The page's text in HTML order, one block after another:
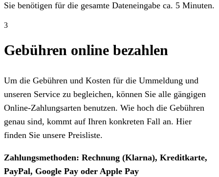
Sie benötigen für die gesamte Dateneingabe ca. 5 Minuten.
3
Gebühren online bezahlen
Um die Gebühren und Kosten für die Ummeldung und
unseren Service zu begleichen, können Sie alle gängigen
Online-Zahlungsarten benutzen. Wie hoch die Gebühren
genau sind, kommt auf Ihren konkreten Fall an. Hier
finden Sie unsere Preisliste.
Zahlungsmethoden: Rechnung (Klarna), Kreditkarte,
PayPal, Google Pay oder Apple Pay